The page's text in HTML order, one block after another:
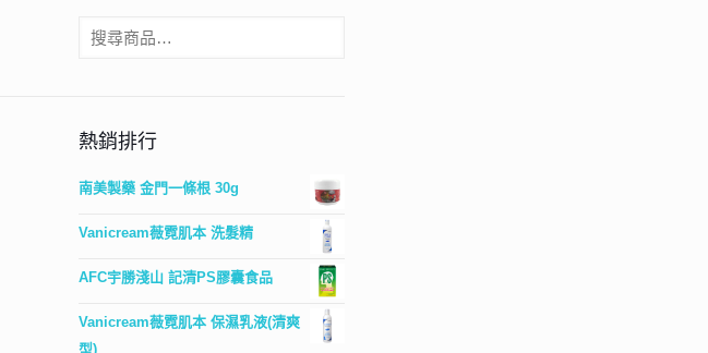
熱銷排行
南美製藥 金門一條根 30g
Vanicream薇霓肌本 洗髮精
AFC宇勝淺山 記清PS膠囊食品
Vanicream薇霓肌本 保濕乳液(清爽
型)